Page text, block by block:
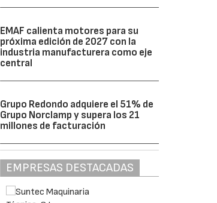
EMAF calienta motores para su
próxima edición de 2027 con la
industria manufacturera como eje
central
Grupo Redondo adquiere el 51% de
Grupo Norclamp y supera los 21
millones de facturación
EMPRESAS DESTACADAS